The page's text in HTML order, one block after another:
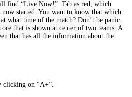
find “Live Now!” Tab as red, which
started. You want to know that which
what time of the match? Don’t be panic.
that is shown at center of two teams. A
that has all the information about the
clicking on “A+”.